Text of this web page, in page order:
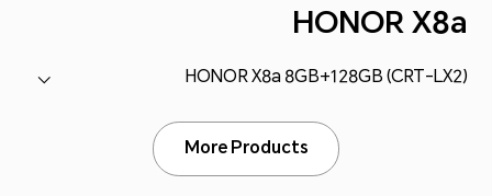
HONOR X8a
HONOR X8a 8GB+128GB (CRT-LX2)
More Products